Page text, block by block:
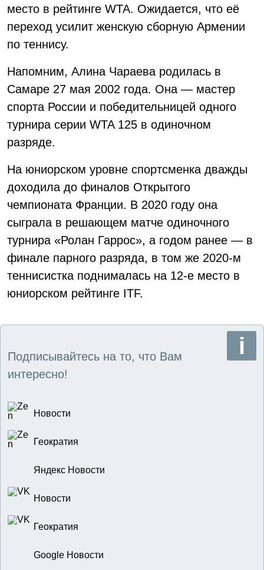
место в рейтинге WTA. Ожидается, что её
переход усилит женскую сборную Армении
по теннису.
Напомним, Алина Чараева родилась в
Самаре 27 мая 2002 года. Она — мастер
спорта России и победительницей одного
турнира серии WTA 125 в одиночном
разряде.
На юниорском уровне спортсменка дважды
доходила до финалов Открытого
чемпионата Франции. В 2020 году она
сыграла в решающем матче одиночного
турнира «Ролан Гаррос», а годом ранее — в
финале парного разряда, в том же 2020-м
теннисистка поднималась на 12-е место в
юниорском рейтинге ITF.
Подписывайтесь на то, что Вам
интересно!
Новости
Геократия
Яндекс Новости
Новости
Геократия
Google Новости